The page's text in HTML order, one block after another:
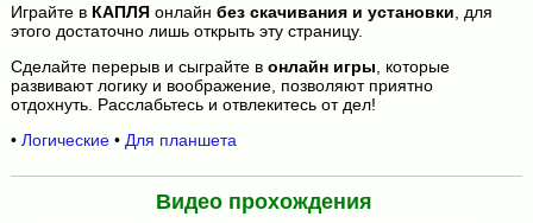
Играйте в КАПЛЯонлайн без скачивания и установки , для
этого достаточно лишь открыть эту страницу.
Сделайте перерыв и сыграйте в онлайн игры , которые
развивают логику и воображение, позволяют приятно
отдохнуть. Расслабьтесь и отвлекитесь от дел!
• Логические• Для планшета
Видео прохождения